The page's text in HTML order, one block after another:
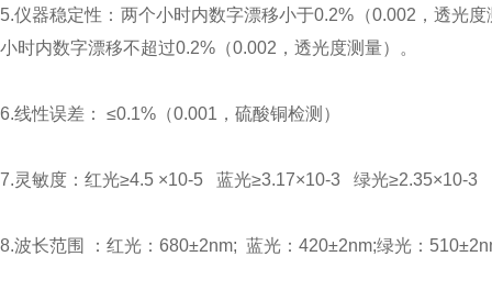
5.仪器稳定性：两个小时内数字漂移小于0.2%（0.002，透光
小时内数字漂移不超过0.2%（0.002，透光度测量）。
6.线性误差： ≤0.1%（0.001，硫酸铜检测）
7.灵敏度：红光≥4.5 ×10-5 蓝光≥3.17×10-3 绿光≥2.35×10-3
8.波长范围 ：红光：680±2nm; 蓝光：420±2nm;绿光：